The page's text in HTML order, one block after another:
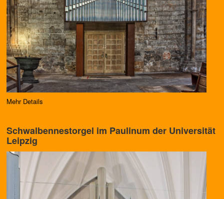
Mehr Details
Schwalbennestorgel im Paulinum der Universität
Leipzig